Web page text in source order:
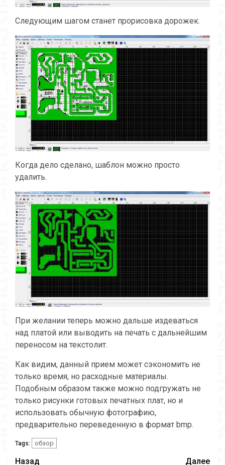
Следующим шагом станет прорисовка дорожек.
Когда дело сделано, шаблон можно просто
удалить.
При желании теперь можно дальше издеваться
над платой или выводить на печать с дальнейшим
переносом на текстолит.
Как видим, данный прием может сэкономить не
только время, но расходные материалы.
Подобным образом также можно подгружать не
только рисунки готовых печатных плат, но и
использовать обычную фотографию,
предварительно переведенную в формат bmp.
Tags: обзор
Назад Далее